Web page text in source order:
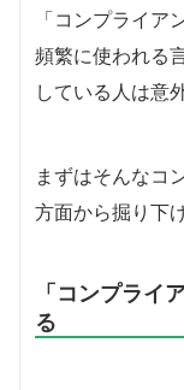
「コンプライ
頻繁に使われる
している人は意
まずはそんなコ
方面から掘り下
「コンプライ
る